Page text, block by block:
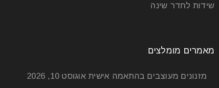
שידות לחדר שינה
מאמרים מומלצים
מזנונים מעוצבים בהתאמה אישית אוגוסט 10, 2026